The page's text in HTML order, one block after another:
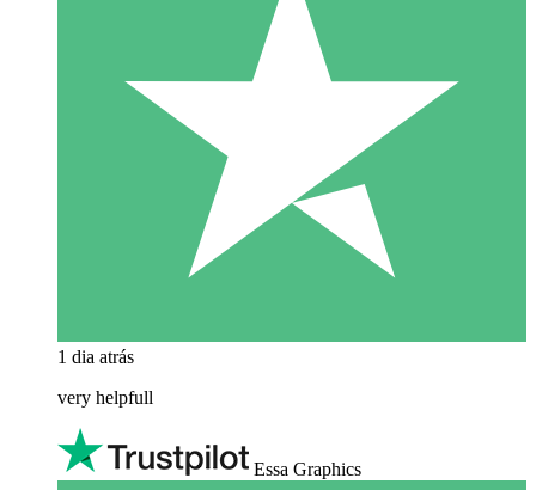
1 dia atrás
very helpfull
Essa Graphics